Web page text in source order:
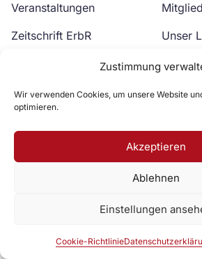
Zustimmung
Wir verwenden Cookies, um unsere Website
optimieren.
Akzeptieren
Ablehnen
Einstellungen
Cookie-Richtlinie
Veranstaltungen
Zeitschrift ErbR
Unser
Unser
Zur DAV Webseite